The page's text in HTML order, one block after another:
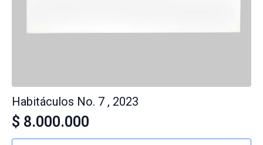
Habitáculos No. 7 , 2023
$ 8.000.000